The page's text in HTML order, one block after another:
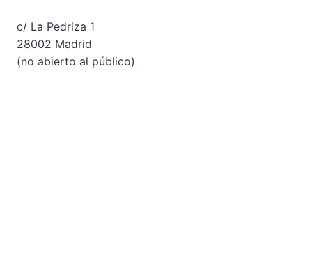
c/ La Pedriza 1
28002 Madrid
(no abierto al público)